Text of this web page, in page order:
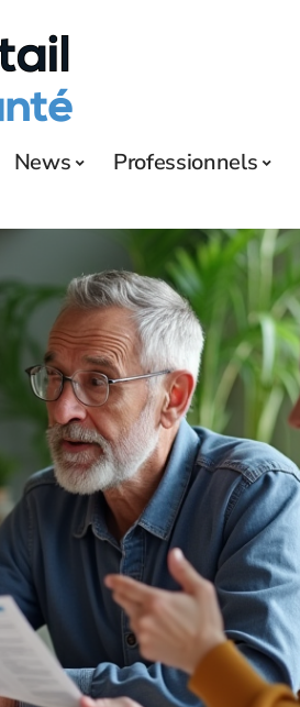
News Professionnels